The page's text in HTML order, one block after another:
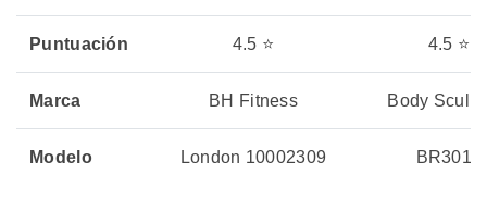
Puntuación 4.5 ⭐ 4.5 ⭐
Marca BH Fitness Body
Modelo London 10002309 BR3010